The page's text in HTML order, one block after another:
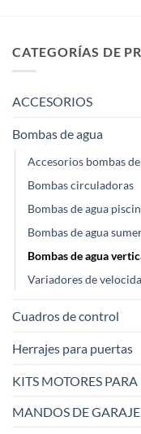
CATEGORÍAS DE
ACCESORIOS
Bombas de agua
Accesorios bombas
Bombas circuladoras
Bombas de agua
Bombas de agua
Bombas de agua
Variadores de
Cuadros de control
Herrajes para puertas
KITS MOTORES PARA
MANDOS DE GARAJE